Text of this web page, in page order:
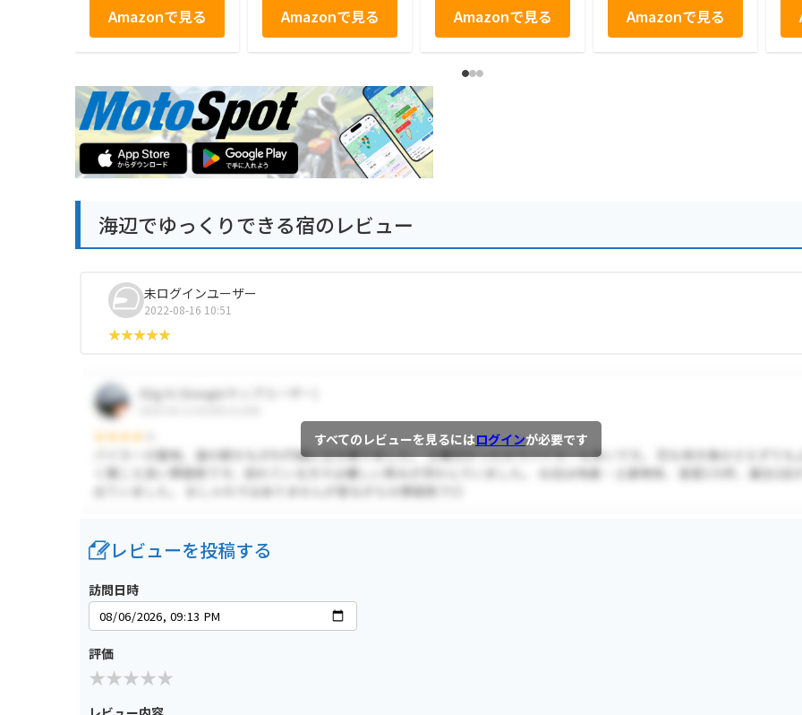
Amazonで見る Amazonで見る Amazonで見る Amazonで見る
海辺でゆっくりできる宿のレビュー
未ログインユーザー
2022-08-16 10:51
すべてのレビューを見るにはログインが必要です
レビューを投稿する
訪問日時
評価